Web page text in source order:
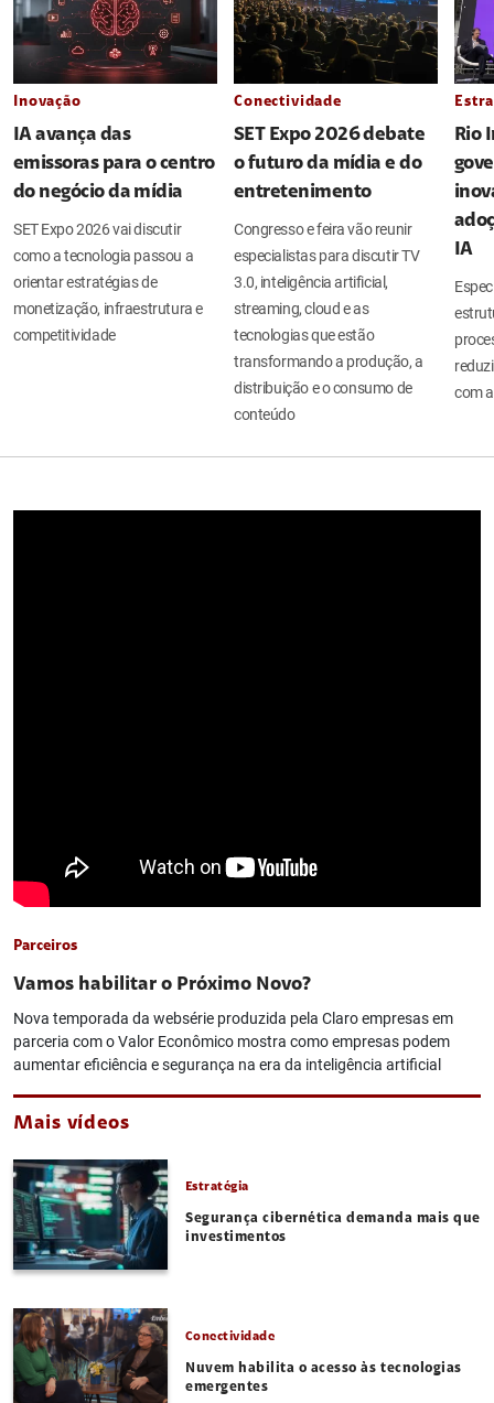
Inovação
IA avança das
emissoras para o centro
do negócio da mídia
SET Expo 2026 vai discutir
como a tecnologia passou a
orientar estratégias de
monetização, infraestrutura e
competitividade
Conectividade
SET Expo 2026 debate
o futuro da mídia e do
entretenimento
Congresso e feira vão reunir
especialistas para discutir TV
3.0, inteligência artificial,
streaming, cloud e as
tecnologias que estão
transformando a produção, a
distribuição e o consumo de
conteúdo
Rio
IA
com
Parceiros
Vamos habilitar o Próximo Novo?
Nova temporada da websérie produzida pela Claro empresas em
parceria com o Valor Econômico mostra como empresas podem
aumentar eficiência e segurança na era da inteligência artificial
Mais vídeos
Estratégia
Segurança cibernética demanda mais que
investimentos
Conectividade
Nuvem habilita o acesso às tecnologias
emergentes